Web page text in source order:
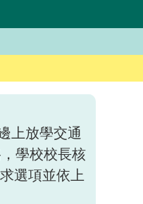
上放學交通
學校校長核
選項並依上